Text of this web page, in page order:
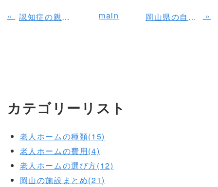
« 認知症の親を施設に入居させるタイミングは？入居までの流れも解説 main 岡山県の自立対応のおすすめ老人ホーム »
カテゴリーリスト
老人ホームの種類(15)
老人ホームの費用(4)
老人ホームの選び方(12)
岡山の施設まとめ(21)